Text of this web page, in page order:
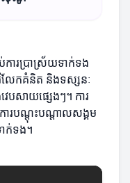
ការប្រាស្រ័យទាក់ទង
លែកគំនិត និងទស្សនៈ
បសាយផ្សេងៗ។ ការ
ារបណ្តុះបណ្តាលសង្គម
ក់ទង។